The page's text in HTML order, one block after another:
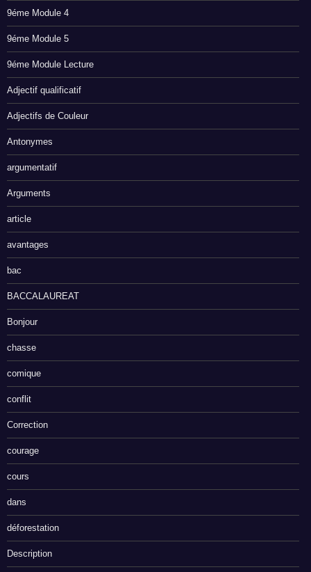
9éme Module 4
9éme Module 5
9éme Module Lecture
Adjectif qualificatif
Adjectifs de Couleur
Antonymes
argumentatif
Arguments
article
avantages
bac
BACCALAUREAT
Bonjour
chasse
comique
conflit
Correction
courage
cours
dans
déforestation
Description